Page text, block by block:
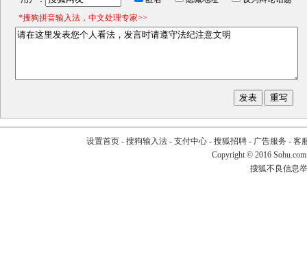
*搜狗拼音输入法，中文处理专家>>
设置首页- 搜狗输入法- 支付中心- 搜狐招聘- 广告服务 - 客
Copyright © 2016
搜狐不良信息